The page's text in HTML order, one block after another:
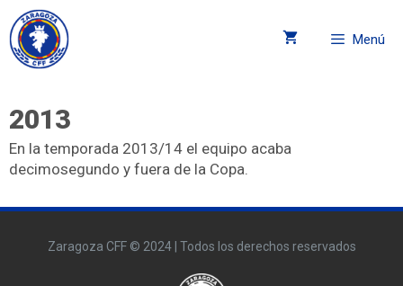
Menú
2013
En la temporada 2013/14 el equipo acaba
decimosegundo y fuera de la Copa.
Zaragoza CFF © 2024 | Todos los derechos reservados